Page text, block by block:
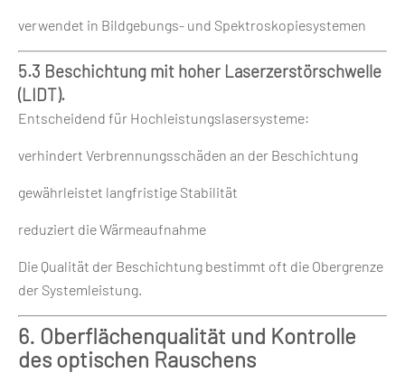
verwendet in Bildgebungs- und Spektroskopiesystemen
5.3 Beschichtung mit hoher Laserzerstörschwelle
(LIDT).
Entscheidend für Hochleistungslasersysteme:
verhindert Verbrennungsschäden an der Beschichtung
gewährleistet langfristige Stabilität
reduziert die Wärmeaufnahme
Die Qualität der Beschichtung bestimmt oft die Obergrenze
der Systemleistung.
6. Oberflächenqualität und Kontrolle
des optischen Rauschens